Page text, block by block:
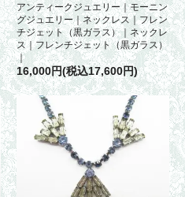
アンティークジュエリー｜モーニン
グジュエリー｜ネックレス｜フレン
チジェット（黒ガラス）｜ネックレ
ス｜フレンチジェット（黒ガラス）
｜
16,000円(税込17,600円)